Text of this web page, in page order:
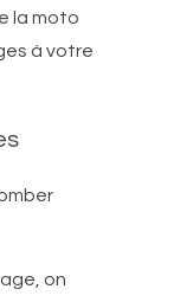
la moto
à votre
on